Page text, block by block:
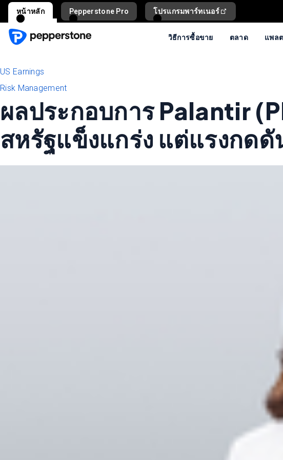
หน้าหลัก Pepperstone Pro โปรแกรมพาร์ทเนอร์
วิธีการซื้อขาย ตลาด แพล
US Earnings
Risk Management
ผลประกอบการ Palantir
สหรัฐแข็งแกร่ง แต่แรงกดดั